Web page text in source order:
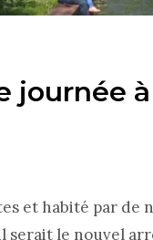
journée
et habité par de
serait le nouvel